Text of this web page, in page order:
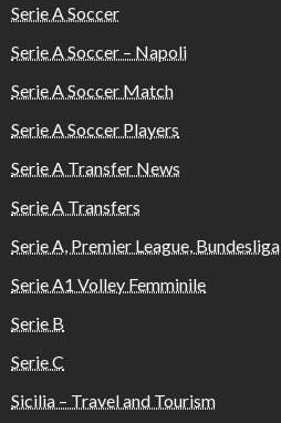
Serie A Soccer
Serie A Soccer – Napoli
Serie A Soccer Match
Serie A Soccer Players
Serie A Transfer News
Serie A Transfers
Serie A, Premier League, Bundesliga
Serie A1 Volley Femminile
Serie B
Serie C
Sicilia – Travel and Tourism